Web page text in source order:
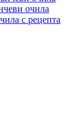
очила
с рецепта